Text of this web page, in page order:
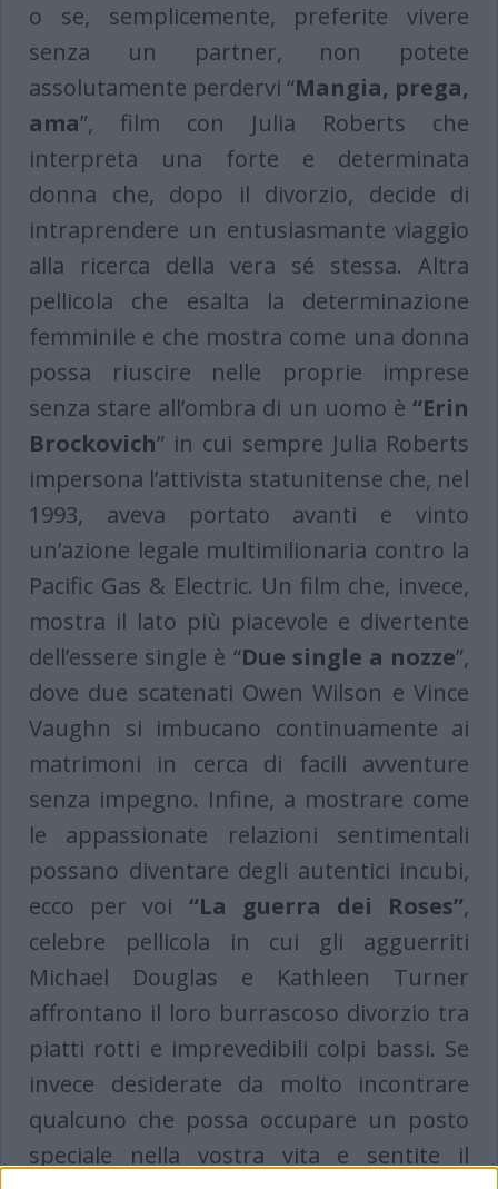
o se, semplicemente, preferite vivere
senza un partner, non potete
assolutamente perdervi “Mangia, prega,
ama”, film con Julia Roberts che
interpreta una forte e determinata
donna che, dopo il divorzio, decide di
intraprendere un entusiasmante viaggio
alla ricerca della vera sé stessa. Altra
pellicola che esalta la determinazione
femminile e che mostra come una donna
possa riuscire nelle proprie imprese
senza stare all’ombra di un uomo è “Erin
Brockovich” in cui sempre Julia Roberts
impersona l’attivista statunitense che, nel
1993, aveva portato avanti e vinto
un’azione legale multimilionaria contro la
Pacific Gas & Electric. Un film che, invece,
mostra il lato più piacevole e divertente
dell’essere single è “Due single a nozze”,
dove due scatenati Owen Wilson e Vince
Vaughn si imbucano continuamente ai
matrimoni in cerca di facili avventure
senza impegno. Infine, a mostrare come
le appassionate relazioni sentimentali
possano diventare degli autentici incubi,
ecco per voi “La guerra dei Roses”,
celebre pellicola in cui gli agguerriti
Michael Douglas e Kathleen Turner
affrontano il loro burrascoso divorzio tra
piatti rotti e imprevedibili colpi bassi. Se
invece desiderate da molto incontrare
qualcuno che possa occupare un posto
speciale nella vostra vita e sentite il